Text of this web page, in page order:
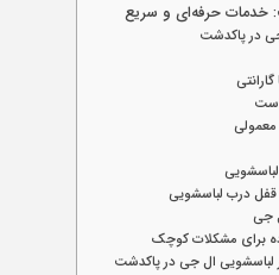
خدمات حرفه‌ای و سریع
در پاکدشت
معمولی
قفل درب لباسشویی
جی
برای مشکلات کوچک
لباسشویی ال جی در پاکدشت